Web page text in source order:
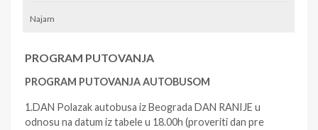
Najam
PROGRAM PUTOVANJA
PROGRAM PUTOVANJA AUTOBUSOM
1.DAN Polazak autobusa iz Beograda DAN RANIJE u
odnosu na datum iz tabele u 18.00h (proveriti dan pre